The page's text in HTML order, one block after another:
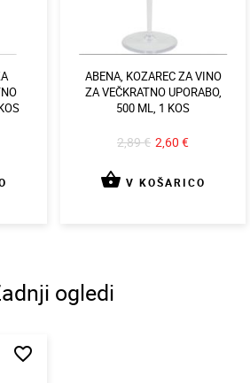
ABENA, KOZAREC ZA VINO
ZA VEČKRATNO UPORABO,
500 ML, 1 KOS
2,89 € 2,60 €
shopping_basket V KOŠARICO
ogledi
favorite_border